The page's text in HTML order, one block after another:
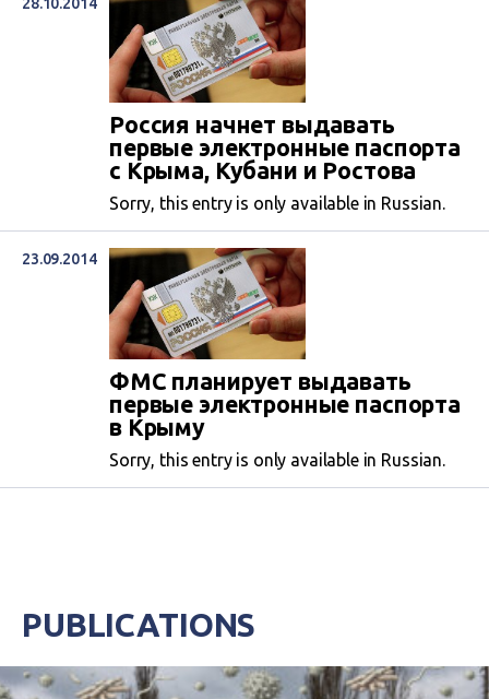
Россия начнет выдавать
первые электронные паспорта
с Крыма, Кубани и Ростова
Sorry, this entry is only available in Russian.
23.09.2014
ФМС планирует выдавать
первые электронные паспорта
в Крыму
Sorry, this entry is only available in Russian.
PUBLICATIONS